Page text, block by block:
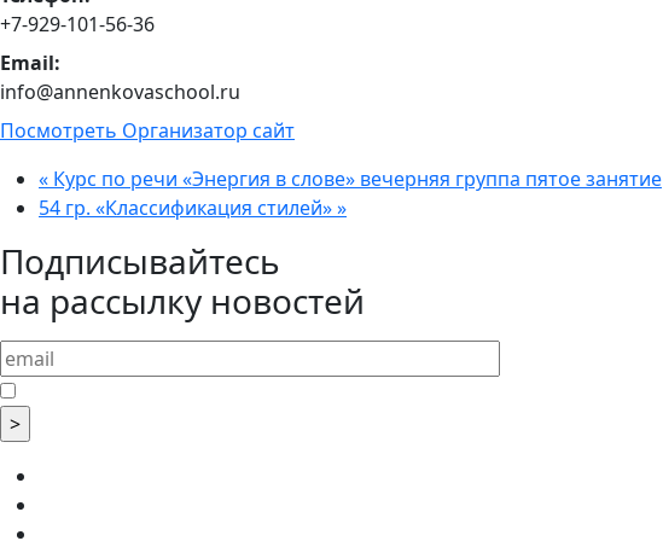
+7-929-101-56-36
Email:
info@annenkovaschool.ru
Посмотреть Организатор сайт
« Курс по речи «Энергия в слове» вечерняя группа пятое занятие
54 гр. «Классификация стилей»»
Подписывайтесь
на рассылку новостей